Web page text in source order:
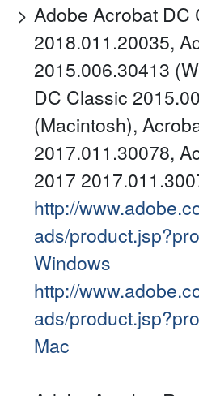
Adobe Acrobat DC
2018.011.20035,
2015.006.30413
DC Classic
(Macintosh),
2017.011.30078,
2017
http://
ads/
Windows
http://
ads/
Mac